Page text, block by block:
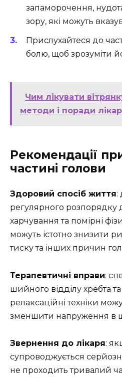
запаморочення,
зору, які можуть
Прислухайтеся до
болю, щоб зрозуміти
Чим лікувати
методи і поради
Рекомендації
частині голови
Здоровий спосіб життя:
регулярного розпорядку
харчування та помірні
можуть істотно знизити
тиску та інших причин
Терапевтичні вправи:
шийного відділу хребта та
релаксаційні техніки
зменшити напруження в
Звернення до лікаря:
супроводжується
не проходить тривалий